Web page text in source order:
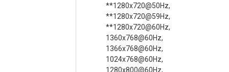
**1280x720@50Hz,
**1280x720@59Hz,
**1280x720@60Hz,
1360x768@60Hz,
1366x768@60Hz,
1024x768@60Hz,
1280x800@60Hz,